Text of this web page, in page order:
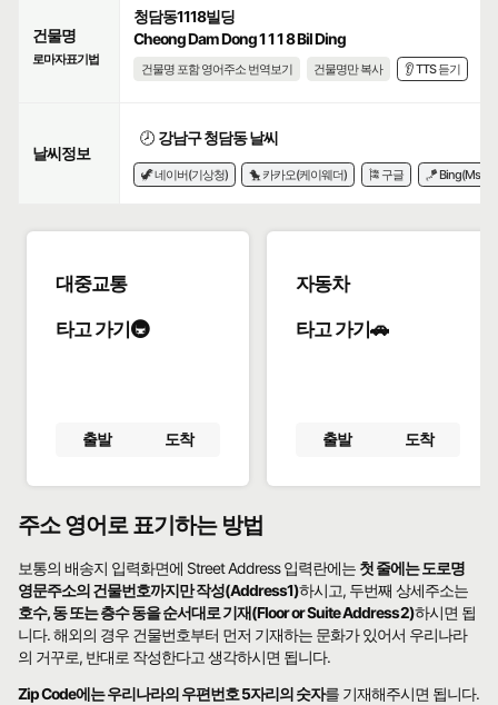
건물명
로마자표기법
청담동1118빌딩
Cheong Dam Dong 1 1 1 8 Bil Ding
건물명 포함 영어주소 번역보기 건물명만 복사 👂 TTS 듣기
날씨정보
🕗 강남구 청담동 날씨
🦖 네이버(기상청) 🐤 카카오(케이웨더) 🎏 구글 🪁 Bing(Msn)
대중교통
타고 가기🚇
출발 도착
자동차
타고 가기🚗
출발 도착
주소 영어로 표기하는 방법
보통의 배송지 입력화면에 Street Address 입력란에는 첫 줄에는 도로명
영문주소의 건물번호까지만 작성(Address1)하시고, 두번째 상세주소는
호수, 동 또는 층수 동을 순서대로 기재(Floor or Suite Address2)하시면 됩
니다. 해외의 경우 건물번호부터 먼저 기재하는 문화가 있어서 우리나라
의 거꾸로, 반대로 작성한다고 생각하시면 됩니다.
Zip Code에는 우리나라의 우편번호 5자리의 숫자를 기재해주시면 됩니다.